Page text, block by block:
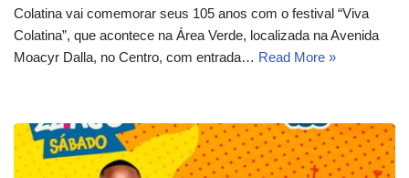
Colatina vai comemorar seus 105 anos com o festival “Viva
Colatina”, que acontece na Área Verde, localizada na Avenida
Moacyr Dalla, no Centro, com entrada… Read More »